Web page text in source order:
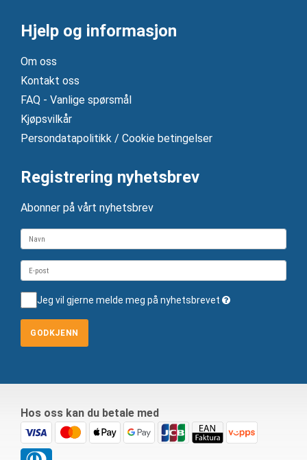
Hjelp og informasjon
Om oss
Kontakt oss
FAQ - Vanlige spørsmål
Kjøpsvilkår
Persondatapolitikk / Cookie betingelser
Registrering nyhetsbrev
Abonner på vårt nyhetsbrev
Jeg vil gjerne melde meg på nyhetsbrevet
GODKJENN
Hos oss kan du betale med